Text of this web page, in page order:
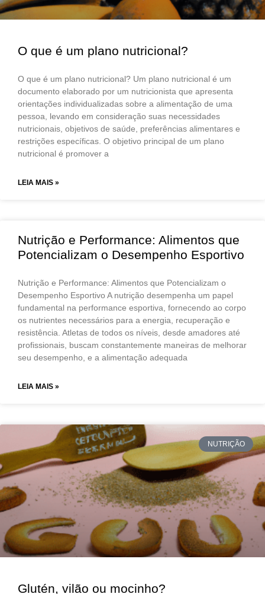
O que é um plano nutricional?
O que é um plano nutricional? Um plano nutricional é um
documento elaborado por um nutricionista que apresenta
orientações individualizadas sobre a alimentação de uma
pessoa, levando em consideração suas necessidades
nutricionais, objetivos de saúde, preferências alimentares e
restrições específicas. O objetivo principal de um plano
nutricional é promover a
LEIA MAIS »
Nutrição e Performance: Alimentos que
Potencializam o Desempenho Esportivo
Nutrição e Performance: Alimentos que Potencializam o
Desempenho Esportivo A nutrição desempenha um papel
fundamental na performance esportiva, fornecendo ao corpo
os nutrientes necessários para a energia, recuperação e
resistência. Atletas de todos os níveis, desde amadores até
profissionais, buscam constantemente maneiras de melhorar
seu desempenho, e a alimentação adequada
LEIA MAIS »
NUTRIÇÃO
Glutén, vilão ou mocinho?